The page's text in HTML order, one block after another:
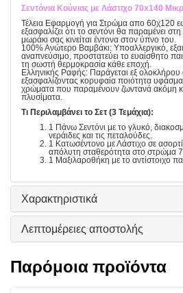
Σεντόνια Κούνιας με Λάστιχο 70x140
Τέλεια Εφαρμογή για Στρώμα απο 60χ120
εξασφαλίζει ότι το σεντόνι θα παραμένει
μωράκι σας κινείται έντονα στον ύπνο του.
100% Ανώτερο Βαμβάκι: Υποαλλεργικό,
αναπνεύσιμο, προστατεύει το ευαίσθητο
τη σωστή θερμοκρασία κάθε εποχή.
Ελληνικής Ραφής: Παράγεται εξ
εξασφαλίζοντας κορυφαία ποιότητα
χρώματα που παραμένουν ζωντανά ακόμη
πλυσίματα.
Τι Περιλαμβάνει το Σετ (3 Τεμάχια):
1 Πάνω Σεντόνι με το γλυκό,
νεράιδες και τις πεταλούδες.
1 Κατωσέντονο με Λάστιχο σε
απόλυτη σταθερότητα στο στρώμα
1 Μαξιλαροθήκη με το αντίστοιχο
Χαρακτηριστικά
Λεπτομέρειες αποστολής
Παρόμοια προϊόντα